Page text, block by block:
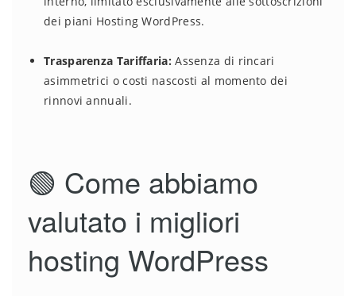
dei piani Hosting WordPress.
Trasparenza Tariffaria: Assenza di rincari
asimmetrici o costi nascosti al momento dei
rinnovi annuali.
🟢 Come abbiamo
valutato i migliori
hosting WordPress